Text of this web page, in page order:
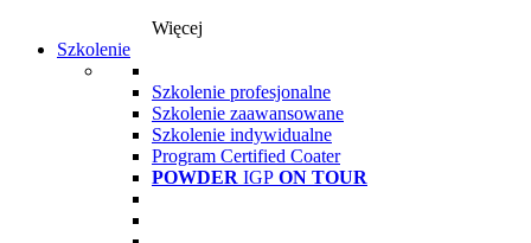
Więcej
Szkolenie
Szkolenie profesjonalne
Szkolenie zaawansowane
Szkolenie indywidualne
Program Certified Coater
POWDER IGP ON TOUR